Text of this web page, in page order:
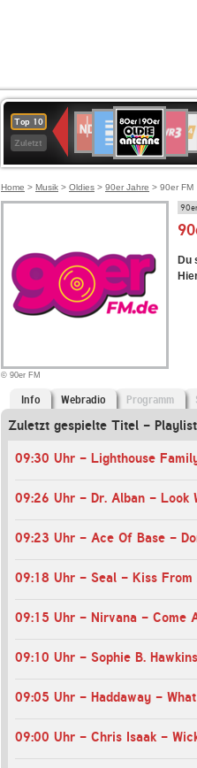
Top 10
Zuletzt
Deutschlandfunk
80er
90er
OLDIE
ANTENNE
SWR3
SWR
Kultur
NDR
2
Home > Musik > Oldies > 90er Jahre > 90er FM
© 90er FM
Du
Info Webradio Programm
Zuletzt gespielte Titel -
09:30 Uhr - Lighthouse
09:26 Uhr - Dr. Alban - Look
09:23 Uhr - Ace Of Base -
09:18 Uhr - Seal - Kiss From
09:15 Uhr - Nirvana - Come
09:05 Uhr - Haddaway -
09:00 Uhr - Chris Isaak -